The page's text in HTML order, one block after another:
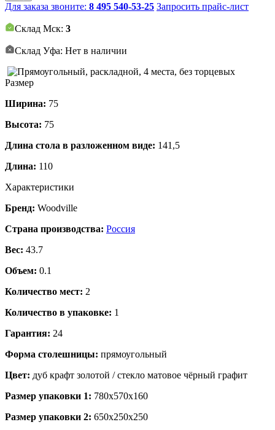
Для заказа звоните: 8 495 540-53-25 Запросить прайс-лист
Склад Мск: 3
Склад Уфа: Нет в наличии
Размер
Ширина: 75
Высота: 75
Длина стола в разложенном виде: 141,5
Длина: 110
Характеристики
Бренд: Woodville
Страна производства: Россия
Вес: 43.7
Объем: 0.1
Количество мест: 2
Количество в упаковке: 1
Гарантия: 24
Форма столешницы: прямоугольный
Цвет: дуб крафт золотой / стекло матовое чёрный графит
Размер упаковки 1: 780x570x160
Размер упаковки 2: 650x250x250